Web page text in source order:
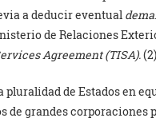
a deducir eventual
de Relaciones
Agreement (TISA).(2)
de Estados en
grandes corporaciones